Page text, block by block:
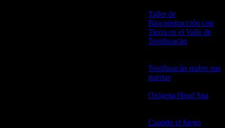
Taller de
Bioconstrucción con
Tierra en el Valle de
Teotihuacán
Teotihuacán reabre sus
puertas
Oxigena Head Spa
Cuando el fuego